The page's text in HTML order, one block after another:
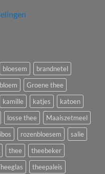
bloesem
brandnetel
Groene thee
kamille katjes
katoen
losse thee
Maaiszetmeel
rozenbloesem
salie
thee
theebeker
theepaleis